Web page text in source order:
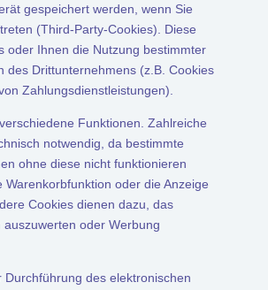
gespeichert werden, wenn Sie
(Third-Party-Cookies). Diese
oder Ihnen die Nutzung bestimmter
des Drittunternehmens (z.B. Cookies
Zahlungsdienstleistungen).
Funktionen. Zahlreiche
notwendig, da bestimmte
ohne diese nicht funktionieren
Warenkorbfunktion oder die Anzeige
Cookies dienen dazu, das
auszuwerten oder Werbung
Durchführung des elektronischen